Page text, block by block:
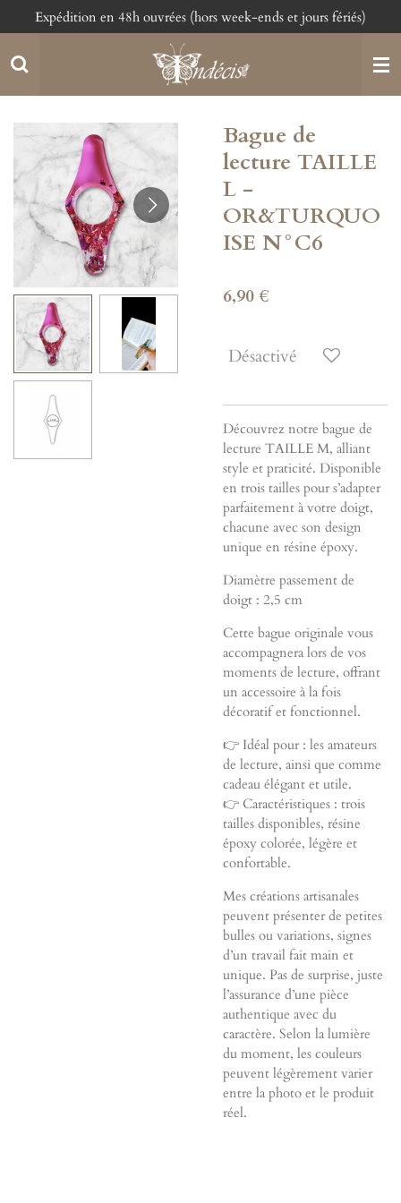
Passer
au
contenu
principal
Expédition en 48h ouvrées (hors week-ends et jours fériés)
Bague de
lecture TAILLE
L -
OR&TURQUO
ISE N°C6
6,90 €
Désactivé
Découvrez notre bague de
lecture TAILLE M, alliant
style et praticité. Disponible
en trois tailles pour s’adapter
parfaitement à votre doigt,
chacune avec son design
unique en résine époxy.
Diamètre passement de
doigt : 2,5 cm
Cette bague originale vous
accompagnera lors de vos
moments de lecture, offrant
un accessoire à la fois
décoratif et fonctionnel.
👉 Idéal pour : les amateurs
de lecture, ainsi que comme
cadeau élégant et utile.
👉 Caractéristiques : trois
tailles disponibles, résine
époxy colorée, légère et
confortable.
Mes créations artisanales
peuvent présenter de petites
bulles ou variations, signes
d’un travail fait main et
unique. Pas de surprise, juste
l’assurance d’une pièce
authentique avec du
caractère. Selon la lumière
du moment, les couleurs
peuvent légèrement varier
entre la photo et le produit
réel.